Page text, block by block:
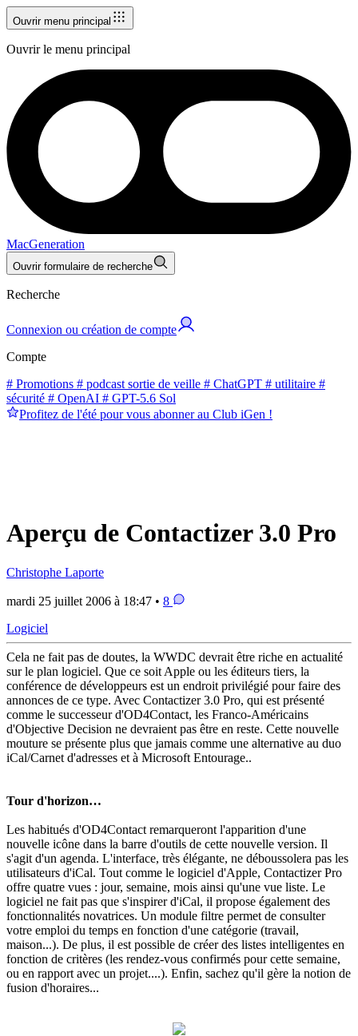
Ouvrir menu principal
Ouvrir le menu principal
MacGeneration
Ouvrir formulaire de recherche
Recherche
Connexion ou création de compte
Compte
# Promotions # podcast sortie de veille # ChatGPT # utilitaire #
sécurité # OpenAI # GPT-5.6 Sol
Profitez de l'été pour vous abonner au Club iGen !
Aperçu de Contactizer 3.0 Pro
Christophe Laporte
mardi 25 juillet 2006 à 18:47 • 8
Logiciel
Cela ne fait pas de doutes, la WWDC devrait être riche en actualité
sur le plan logiciel. Que ce soit Apple ou les éditeurs tiers, la
conférence de développeurs est un endroit privilégié pour faire des
annonces de ce type. Avec Contactizer 3.0 Pro, qui est présenté
comme le successeur d'OD4Contact, les Franco-Américains
d'Objective Decision ne devraient pas être en reste. Cette nouvelle
mouture se présente plus que jamais comme une alternative au duo
iCal/Carnet d'adresses et à Microsoft Entourage..
Tour d'horizon…
Les habitués d'OD4Contact remarqueront l'apparition d'une
nouvelle icône dans la barre d'outils de cette nouvelle version. Il
s'agit d'un agenda. L'interface, très élégante, ne déboussolera pas les
utilisateurs d'iCal. Tout comme le logiciel d'Apple, Contactizer Pro
offre quatre vues : jour, semaine, mois ainsi qu'une vue liste. Le
logiciel ne fait pas que s'inspirer d'iCal, il propose également des
fonctionnalités novatrices. Un module filtre permet de consulter
votre emploi du temps en fonction d'une catégorie (travail,
maison...). De plus, il est possible de créer des listes intelligentes en
fonction de critères (les rendez-vous confirmés pour cette semaine,
ou en rapport avec un projet....). Enfin, sachez qu'il gère la notion de
fusion d'horaires...